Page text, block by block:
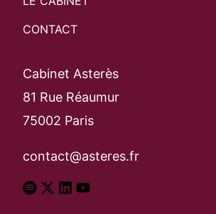
CONTACT
Cabinet Asterès
81 Rue Réaumur
75002 Paris
contact@asteres.fr